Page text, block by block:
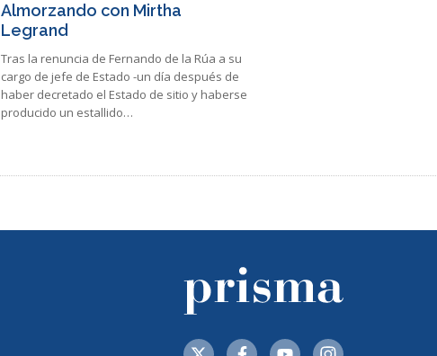
Almorzando con Mirtha
Legrand
Tras la renuncia de Fernando de la Rúa a su
cargo de jefe de Estado -un día después de
haber decretado el Estado de sitio y haberse
producido un estallido…